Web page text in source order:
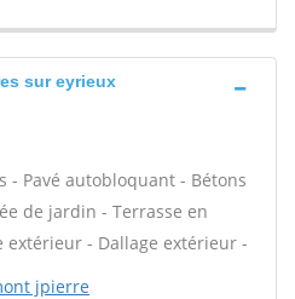
sur eyrieux
- Pavé autobloquant - Bétons
de jardin - Terrasse en
extérieur - Dallage extérieur -
jpierre